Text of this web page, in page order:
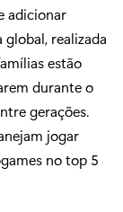
adicionar
global, realizada
estão
durante o
gerações.
jogar
no top 5